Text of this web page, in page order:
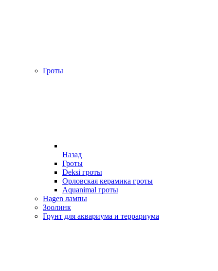
Гроты
Назад
Гроты
Deksi гроты
Орловская керамика гроты
Aquanimal гроты
Hagen лампы
Зоолинк
Грунт для аквариума и террариума